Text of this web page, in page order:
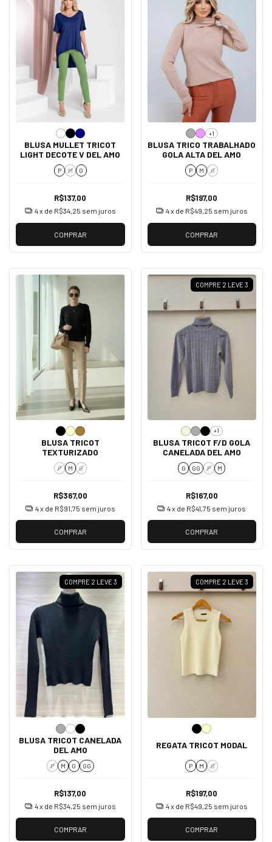
BLUSA MULLET TRICOT
LIGHT DECOTE V DEL AMO
P M G
R$137,00
4x de R$34,25 sem juros
COMPRAR
+1
BLUSA TRICO TRABALHADO
GOLA ALTA DEL AMO
P M G
R$197,00
4x de R$49,25 sem juros
COMPRAR
BLUSA TRICOT
TEXTURIZADO
P M G
R$367,00
4x de R$91,75 sem juros
COMPRAR
COMPRE 2 LEVE 3
+1
BLUSA TRICOT F/D GOLA
CANELADA DEL AMO
G GG P M
R$167,00
4x de R$41,75 sem juros
COMPRAR
COMPRE 2 LEVE 3
BLUSA TRICOT CANELADA
DEL AMO
P M G GG
R$137,00
4x de R$34,25 sem juros
COMPRAR
COMPRE 2 LEVE 3
REGATA TRICOT MODAL
P M G
R$197,00
4x de R$49,25 sem juros
COMPRAR